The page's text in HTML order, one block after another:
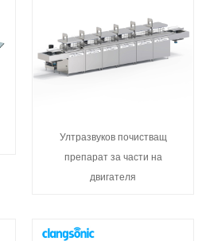
Ултразвуков почистващ
препарат за части на
двигателя